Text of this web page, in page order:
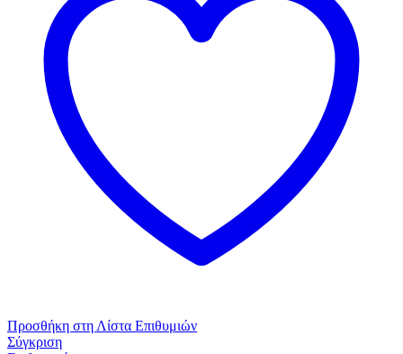
Προσθήκη στη Λίστα Επιθυμιών
Σύγκριση